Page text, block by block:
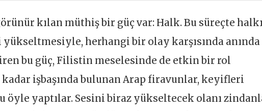
kılan müthiş bir güç var: Halk. Bu süreçte
herhangi bir olay karşısında anında
bu güç, Filistin meselesinde de etkin bir rol
işbaşında bulunan Arap firavunlar, keyifleri
öyle yaptılar. Sesini biraz yükseltecek olanı